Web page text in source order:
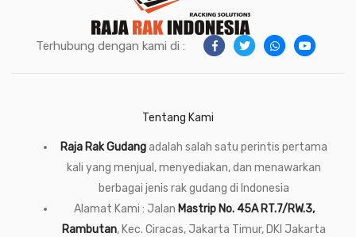
Terhubung dengan kami di :
Tentang Kami
Raja Rak Gudangadalah salah satu perintis pertama
kali yang menjual, menyediakan, dan menawarkan
berbagai jenis rak gudang di Indonesia
Alamat Kami : Jalan Mastrip No. 45A RT.7/RW.3,
Rambutan, Kec. Ciracas, Jakarta Timur, DKI Jakarta